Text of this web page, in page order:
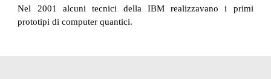
Nel 2001 alcuni tecnici della IBM realizzavano i primi
prototipi di computer quantici.